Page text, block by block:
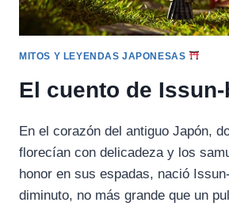
MITOS Y LEYENDAS JAPONESAS
El cuento de
En el corazón del antiguo Japón,
florecían con delicadeza y los
honor en sus espadas, nació
diminuto, no más grande que un